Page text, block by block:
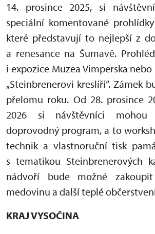
14. prosince 2025, si
speciální komentované prohlídky
které představují to nejlepší z
a renesance na Šumavě.
i expozice Muzea Vimperska
„Steinbrenerovi kreslíři“. Zámek
přelomu roku. Od 28. prosince
2026 si návštěvníci mohou
doprovodný program, a to
technik a vlastnoruční tisk
s tematikou Steinbrenerových
nádvoří bude možné
medovinu a další teplé
KRAJ VYSOČINA